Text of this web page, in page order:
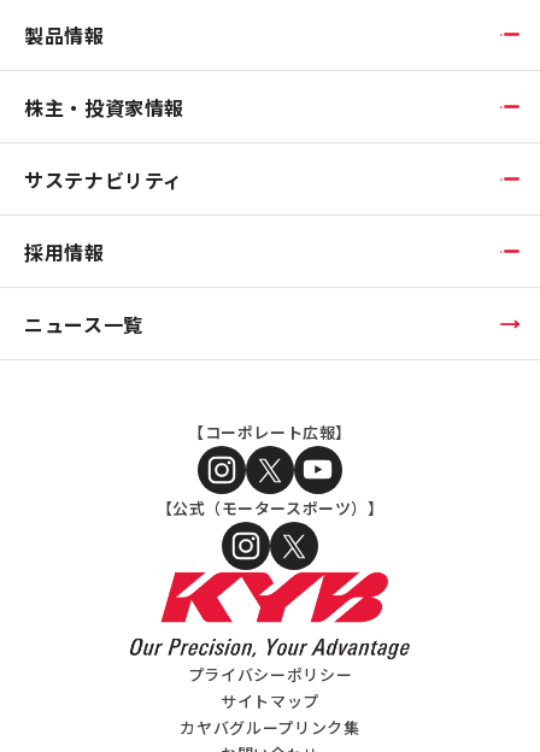
製品情報
株主・投資家情報
サステナビリティ
採用情報
ニュース一覧
【コーポレート広報】
【公式（モータースポーツ）】
プライバシーポリシー
サイトマップ
カヤバグループリンク集